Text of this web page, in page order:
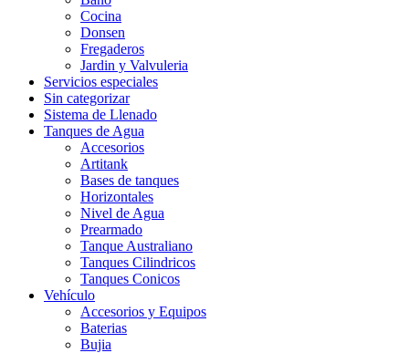
Cocina
Donsen
Fregaderos
Jardin y Valvuleria
Servicios especiales
Sin categorizar
Sistema de Llenado
Tanques de Agua
Accesorios
Artitank
Bases de tanques
Horizontales
Nivel de Agua
Prearmado
Tanque Australiano
Tanques Cilindricos
Tanques Conicos
Vehículo
Accesorios y Equipos
Baterias
Bujia